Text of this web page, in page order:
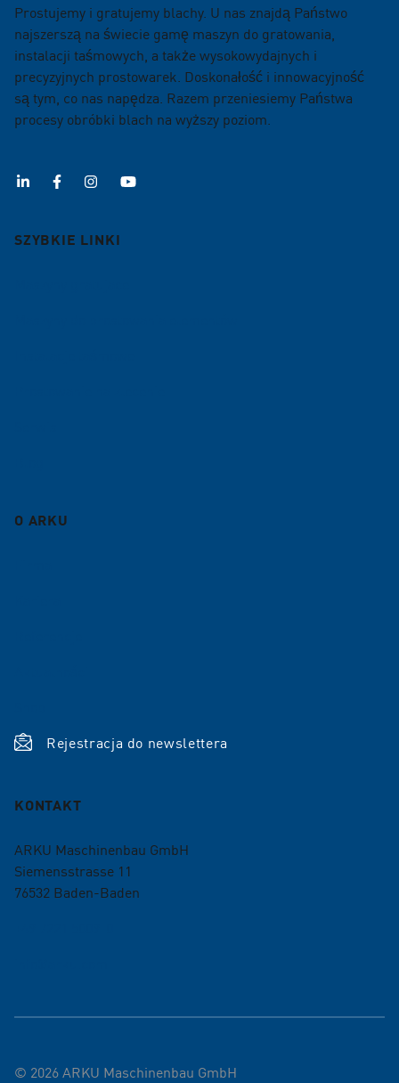
Prostujemy i gratujemy blachy. U nas znajdą Państwo
najszerszą na świecie gamę maszyn do gratowania,
instalacji taśmowych, a także wysokowydajnych i
precyzyjnych prostowarek. Doskonałość i innowacyjność
są tym, co nas napędza. Razem przeniesiemy Państwa
procesy obróbki blach na wyższy poziom.
SZYBKIE LINKI
O ARKU
Rejestracja do newslettera
KONTAKT
ARKU Maschinenbau GmbH
Siemensstrasse 11
76532 Baden-Baden
© 2026ARKU Maschinenbau GmbH